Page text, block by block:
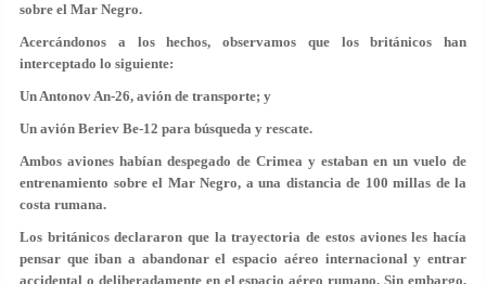
sobre el Mar Negro.
Acercándonos a los hechos, observamos que los británicos han
interceptado lo siguiente:
Un Antonov An-26, avión de transporte; y
Un avión Beriev Be-12 para búsqueda y rescate.
Ambos aviones habían despegado de Crimea y estaban en un vuelo de
entrenamiento sobre el Mar Negro, a una distancia de 100 millas de la
costa rumana.
Los británicos declararon que la trayectoria de estos aviones les hacía
pensar que iban a abandonar el espacio aéreo internacional y entrar
accidental o deliberadamente en el espacio aéreo rumano. Sin embargo,